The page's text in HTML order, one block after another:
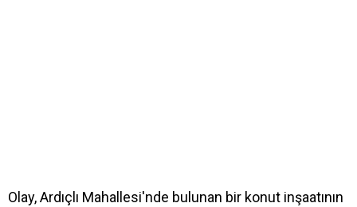
Olay, Ardıçlı Mahallesi'nde bulunan bir konut inşaatının